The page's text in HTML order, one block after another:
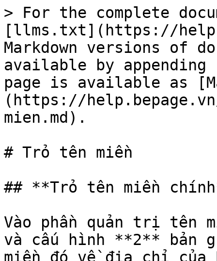
> For the complete
[llms.txt](https://
Markdown versions of
available by
page is available as
(https://
mien.md).
# Trỏ tên miền
## **Trỏ tên miền
Vào phần quản trị tên
và cấu hình **2** bản
miền đó về địa chỉ của